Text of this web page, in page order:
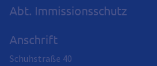
Abt. Immissionsschutz
Anschrift
Schuhstraße 40